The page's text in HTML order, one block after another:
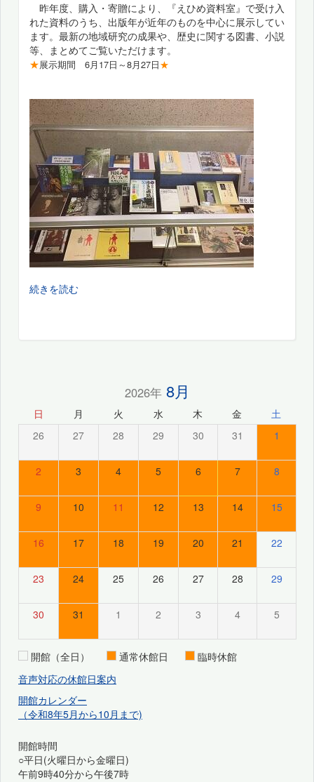
昨年度、購入・寄贈により、『えひめ資料室』で受け入
れた資料のうち、出版年が近年のものを中心に展示してい
ます。最新の地域研究の成果や、歴史に関する図書、小説
等、まとめてご覧いただけます。
★展示期間 6月17日～8月27日★
続きを読む
2026年8月
日 月 火 水 木 金 土
26 27 28 29 30 31 1
2 3 4 5 6 7 8
9 10 11 12 13 14 15
16 17 18 19 20 21 22
23 24 25 26 27 28 29
30 31 1 2 3 4 5
開館（全日） 通常休館日
臨時休館
音声対応の休館日案内
開館カレンダー
（令和8年5月から10月まで)
開館時間
○平日(火曜日から金曜日)
午前9時40分から午後7時